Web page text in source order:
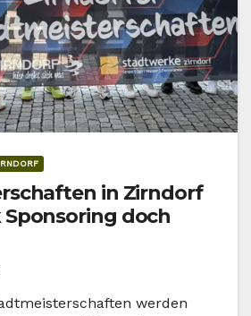
in Zirndorf
doch
werden